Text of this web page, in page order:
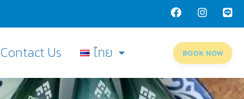
Contact Us ไทย BOOK NOW